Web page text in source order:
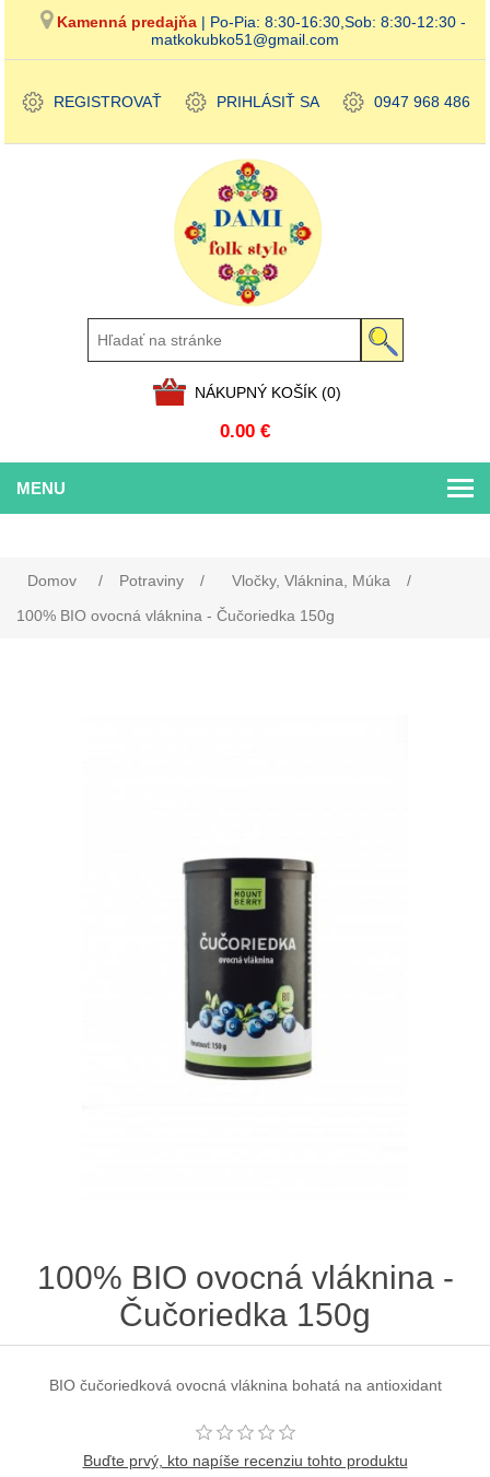
Kamenná predajňa | Po-Pia: 8:30-16:30,Sob: 8:30-12:30 -
matkokubko51@gmail.com
REGISTROVAŤ PRIHLÁSIŤ SA 0947 968 486
NÁKUPNÝ KOŠÍK (0)
0.00 €
MENU
Domov / Potraviny / Vločky, Vláknina, Múka
/
100% BIO ovocná vláknina - Čučoriedka 150g
100% BIO ovocná vláknina -
Čučoriedka 150g
BIO čučoriedková ovocná vláknina bohatá na antioxidant
Buďte prvý, kto napíše recenziu tohto produktu